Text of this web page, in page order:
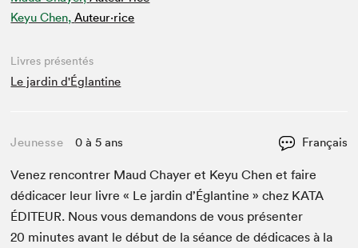
Keyu Chen, Auteur·rice
Livres présentés
Le jardin d'Églantine
Jeunesse 0 à 5 ans Français
Venez ren­con­tr­er Maud Chay­er et Keyu Chen et faire
dédi­cac­er leur livre « Le jardin d’Églan­tine » chez KATA
ÉDI­TEUR. Nous vous deman­dons de vous présen­ter
20 min­utes avant le début de la séance de dédi­caces à la